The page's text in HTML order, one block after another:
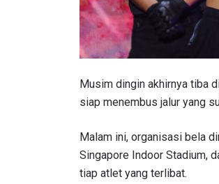
Musim dingin akhirnya tiba
siap menembus jalur yang
Malam ini, organisasi bela
Singapore Indoor Stadium,
tiap atlet yang terlibat.